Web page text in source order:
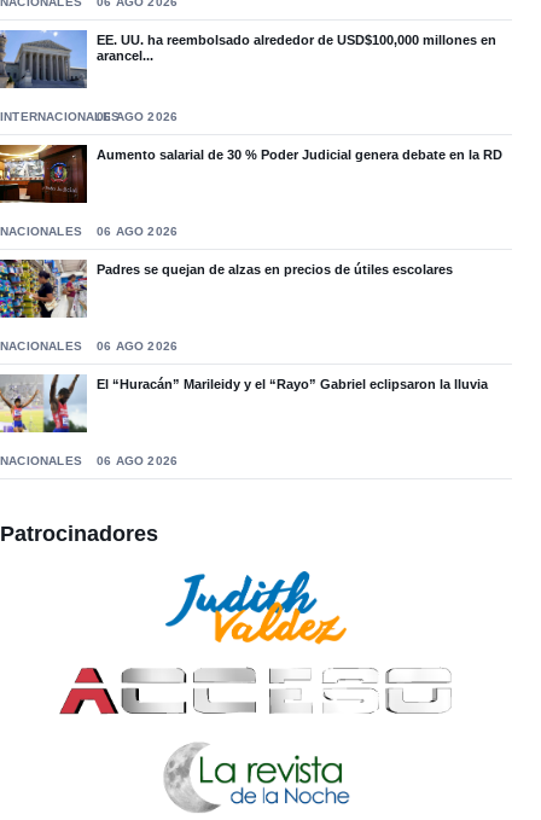
EE. UU. ha reembolsado alrededor de USD$100,000 millones en
arancel...
INTERNACIONALES06 AGO 2026
Aumento salarial de 30 % Poder Judicial genera debate en la RD
NACIONALES 06 AGO 2026
Padres se quejan de alzas en precios de útiles escolares
NACIONALES 06 AGO 2026
El “Huracán” Marileidy y el “Rayo” Gabriel eclipsaron la lluvia
NACIONALES 06 AGO 2026
Patrocinadores